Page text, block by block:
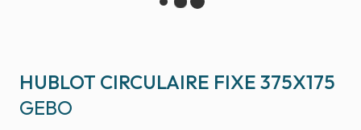
HUBLOT CIRCULAIRE FIXE 375X175
GEBO